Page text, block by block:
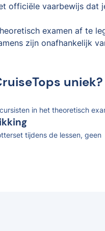
officiële vaarbewijs dat
examen af te
zijn onafhankelijk
uniek?
in het theoretisch
tijdens de lessen, geen